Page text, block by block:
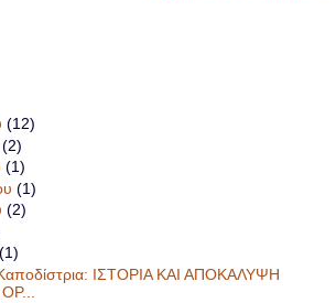
(12)
(2)
(1)
(1)
(2)
(1)
ΙΣΤΟΡΙΑ ΚΑΙ ΑΠΟΚΑΛΥΨΗ